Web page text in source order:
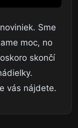
Sme
moc, no
skončí
vás nájdete.